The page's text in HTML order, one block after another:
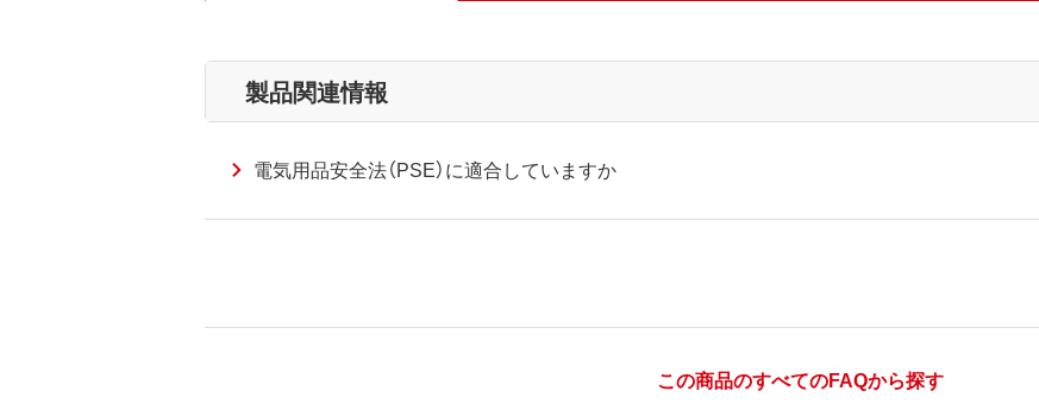
製品関連情報
電気用品安全法（PSE）に適合していますか
この商品のすべてのFAQから探す